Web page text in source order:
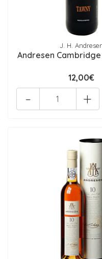
J. H.
Andresen
12,00€
+
-